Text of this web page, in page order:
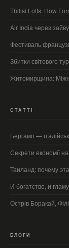
Tbilisi Lofts: How
Air India через зайву
Фестиваль
Збитки світового
Житомирщина:
СТАТТІ
Бергамо —
Секрети економії
Таиланд: почему
И богатство, и
Острів Боракай,
БЛОГИ